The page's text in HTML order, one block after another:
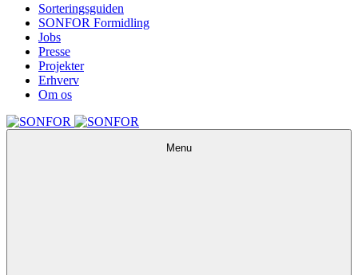
Sorteringsguiden
SONFOR Formidling
Jobs
Presse
Projekter
Erhverv
Om os
Menu